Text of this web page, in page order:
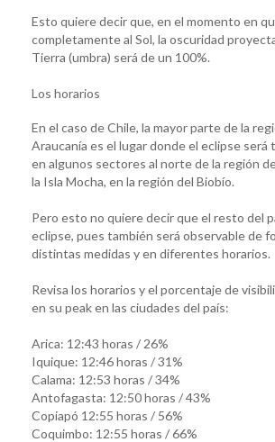
Esto quiere decir que, en el momento en
completamente al Sol, la oscuridad
Tierra (umbra) será de un 100%.
Los horarios
En el caso de Chile, la mayor parte de la
Araucanía es el lugar donde el eclipse será
en algunos sectores al norte de la región
la Isla Mocha, en la región del Biobío.
Pero esto no quiere decir que el resto del
eclipse, pues también será observable de
distintas medidas y en diferentes horarios.
Revisa los horarios y el porcentaje de
en su peak en las ciudades del país:
Arica: 12:43 horas / 26%
Iquique: 12:46 horas / 31%
Calama: 12:53 horas / 34%
Antofagasta: 12:50 horas / 43%
Copiapó 12:55 horas / 56%
Coquimbo: 12:55 horas / 66%